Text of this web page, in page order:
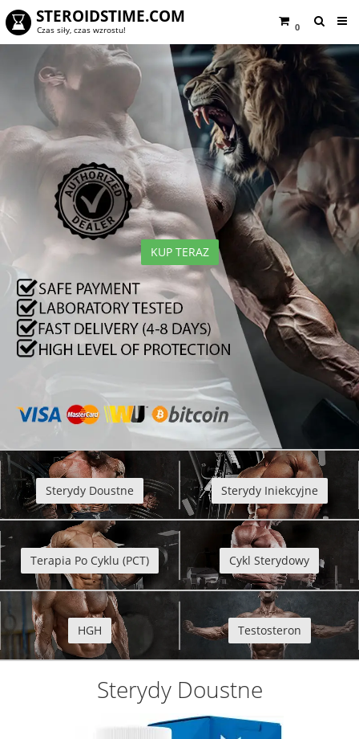
0
STEROIDSTIME.COM
Czas siły, czas wzrostu!
KUP TERAZ
Sterydy Doustne Sterydy Iniekcyjne
Terapia Po Cyklu (PCT) Cykl Sterydowy
HGH Testosteron
Sterydy Doustne